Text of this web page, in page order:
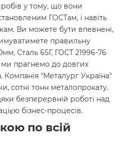
у тому, що вони
ГОСТам, і навіть
Ви можете бути впевнені,
правильну
Сталь 65Г, ГОСТ 21996-76
ми прагнемо до довгих
Компанія "Металург Україна"
сотні тонн металопрокату.
безперервній роботі над
бізнес-процесів.
по всій